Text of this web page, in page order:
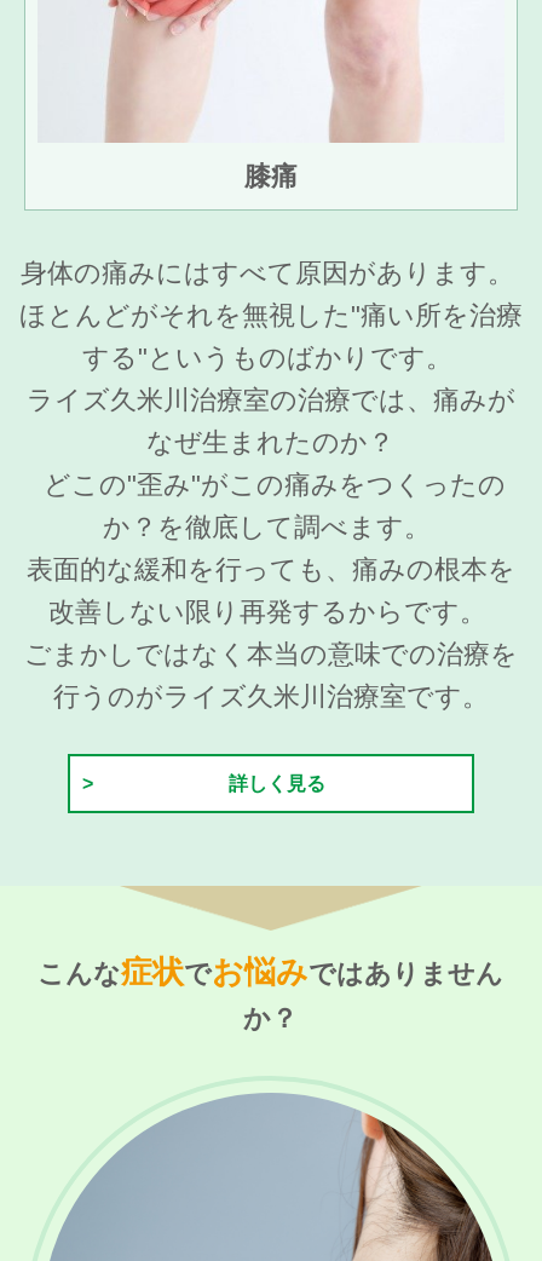
膝痛
身体の痛みにはすべて原因があります。
ほとんどがそれを無視した"痛い所を治療
する"というものばかりです。
ライズ久米川治療室の治療では、痛みが
なぜ生まれたのか？
どこの"歪み"がこの痛みをつくったの
か？を徹底して調べます。
表面的な緩和を行っても、痛みの根本を
改善しない限り再発するからです。
ごまかしではなく本当の意味での治療を
行うのがライズ久米川治療室です。
詳しく見る
こんな症状でお悩みではありません
か？